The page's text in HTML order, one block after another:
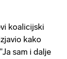
koalicijski
kako
sam i dalje